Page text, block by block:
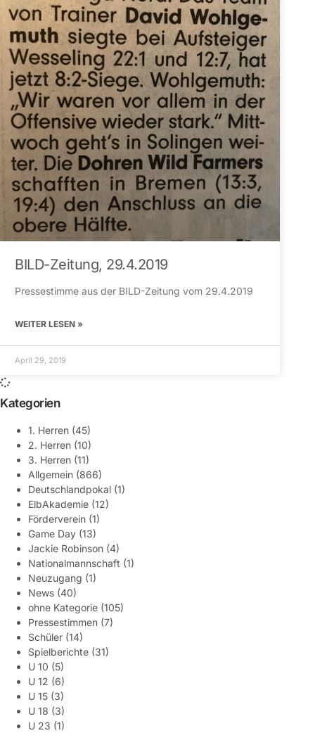
BILD-Zeitung, 29.4.2019
Pressestimme aus der BILD-Zeitung vom 29.4.2019
WEITER LESEN »
April 29, 2019
Kategorien
1. Herren (45)
2. Herren (10)
3. Herren (11)
Allgemein (866)
Deutschlandpokal (1)
ElbAkademie (12)
Förderverein (1)
Game Day (13)
Jackie Robinson (4)
Nationalmannschaft (1)
Neuzugang (1)
News (40)
ohne Kategorie (105)
Pressestimmen (7)
Schüler (14)
Spielberichte (31)
U 10 (5)
U 12 (6)
U 15 (3)
U 18 (3)
U 23 (1)